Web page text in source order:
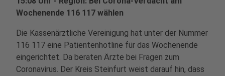
Wochenende 116 117 wählen
Die Kassenärztliche Vereinigung hat unter der Nummer
116 117 eine Patientenhotline für das Wochenende
eingerichtet. Da beraten Ärzte bei Fragen zum
Coronavirus. Der Kreis Steinfurt weist darauf hin, dass